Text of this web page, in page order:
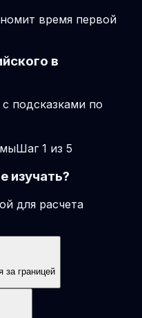
время первой
в
подсказками по
Шаг 1 из 5
изучать?
для расчета
границей